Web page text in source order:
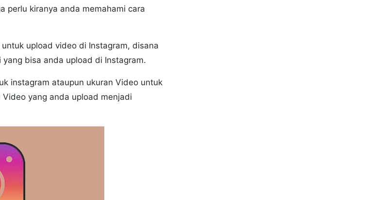
perlu kiranya anda memahami cara
upload video di Instagram, disana
bisa anda upload di Instagram.
instagram ataupun ukuran Video untuk
yang anda upload menjadi